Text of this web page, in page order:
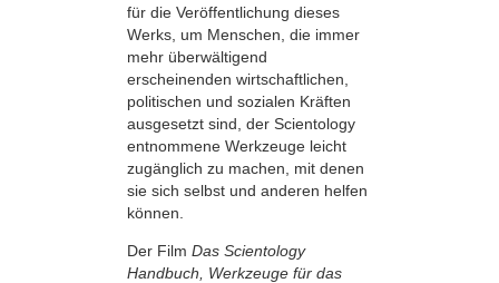
für die Veröffentlichung dieses
Werks, um Menschen, die immer
mehr überwältigend
erscheinenden wirtschaftlichen,
politischen und sozialen Kräften
ausgesetzt sind, der Scientology
entnommene Werkzeuge leicht
zugänglich zu machen, mit denen
sie sich selbst und anderen helfen
können.
Der Film Das Scientology
Handbuch, Werkzeuge für das